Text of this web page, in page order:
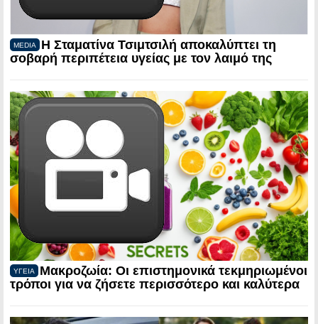
MEDIA
Η Σταματίνα Τσιμτσιλή αποκαλύπτει τη
σοβαρή περιπέτεια υγείας με τον λαιμό της
ΥΓΕΙΑ
Μακροζωία: Οι επιστημονικά τεκμηριωμένοι
τρόποι για να ζήσετε περισσότερο και καλύτερα